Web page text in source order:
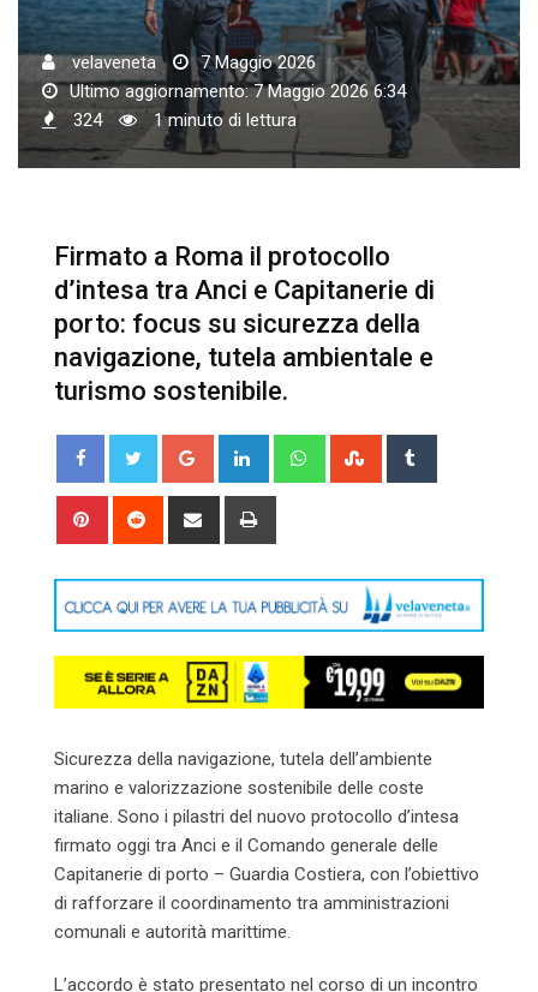
velaveneta
7 Maggio 2026
Ultimo aggiornamento: 7 Maggio 2026 6:34
324
1 minuto di lettura
Firmato a Roma il protocollo
d’intesa tra Anci e Capitanerie di
porto: focus su sicurezza della
navigazione, tutela ambientale e
turismo sostenibile.
Google+ LinkedIn WhatsappStumbleUpon
Pinterest Reddit
Share
Sicurezza della navigazione, tutela dell’ambiente
marino e valorizzazione sostenibile delle coste
italiane. Sono i pilastri del nuovo protocollo d’intesa
firmato oggi tra Anci e il Comando generale delle
Capitanerie di porto – Guardia Costiera, con l’obiettivo
di rafforzare il coordinamento tra amministrazioni
comunali e autorità marittime.
L’accordo è stato presentato nel corso di un incontro